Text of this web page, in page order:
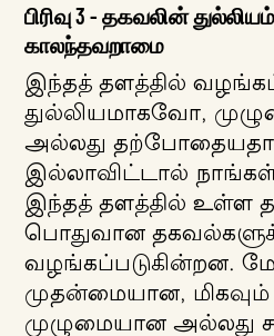
பிரிவு 3 - தகவலின்
காலந்தவறாமை
இந்தத் தளத்தில்
துல்லியமாகவோ,
அல்லது
இல்லாவிட்டால்
இந்தத் தளத்தில் உள்ள
பொதுவான
வழங்கப்படுகின்றன.
முதன்மையான, மிகவும்
முழுமையான அல்லது